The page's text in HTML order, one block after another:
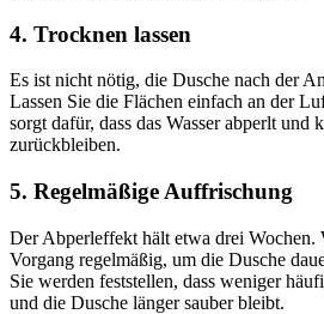
4. Trocknen lassen
Es ist nicht nötig, die Dusche nach der
Lassen Sie die Flächen einfach an der
sorgt dafür, dass das Wasser abperlt und
zurückbleiben.
5. Regelmäßige Auffrischung
Der Abperleffekt hält etwa drei Wochen.
Vorgang regelmäßig, um die Dusche
Sie werden feststellen, dass weniger
und die Dusche länger sauber bleibt.